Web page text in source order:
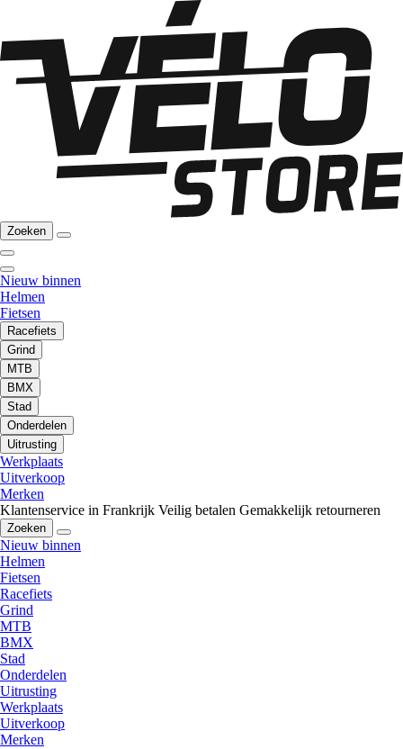
Zoeken
Nieuw binnen
Helmen
Fietsen
Racefiets
Grind
MTB
BMX
Stad
Onderdelen
Uitrusting
Werkplaats
Uitverkoop
Merken
Klantenservice in Frankrijk Veilig betalen Gemakkelijk retourneren
Zoeken
Nieuw binnen
Helmen
Fietsen
Racefiets
Grind
MTB
BMX
Stad
Onderdelen
Uitrusting
Werkplaats
Uitverkoop
Merken